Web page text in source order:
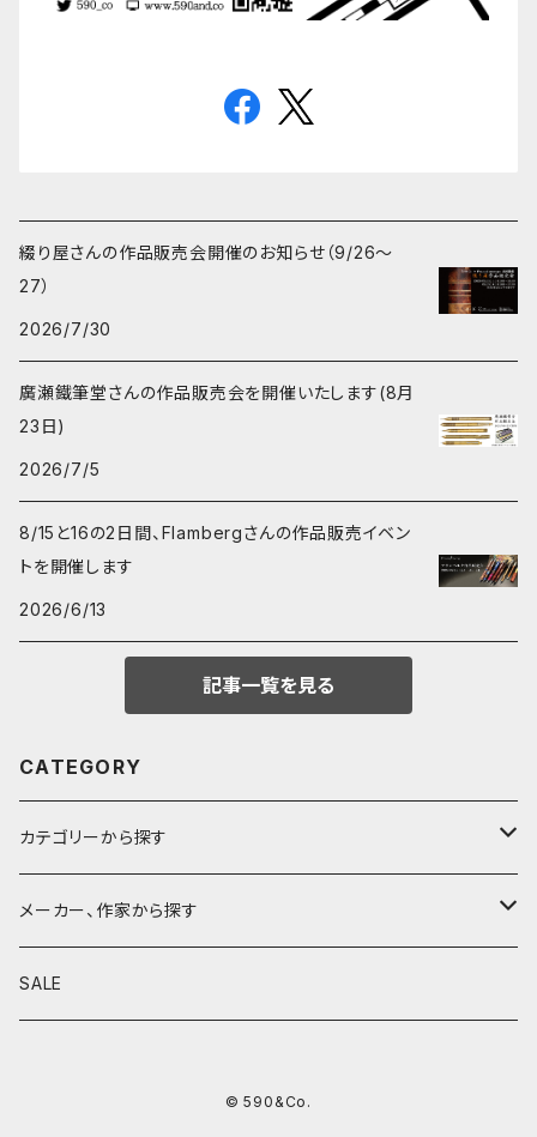
綴り屋さんの作品販売会開催のお知らせ（9/26〜
27）
2026/7/30
廣瀬鐵筆堂さんの作品販売会を開催いたします(8月
23日)
2026/7/5
8/15と16の2日間、Flambergさんの作品販売イベン
トを開催します
2026/6/13
記事一覧を見る
CATEGORY
カテゴリーから探す
鉛筆
鉛筆補助軸
メーカー、作家から探す
590&Co.
SALE
© 590&Co.